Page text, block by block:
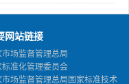
网站链接
市场监督管理总局
标准化管理委员会
市场监督管理总局国家标准技术